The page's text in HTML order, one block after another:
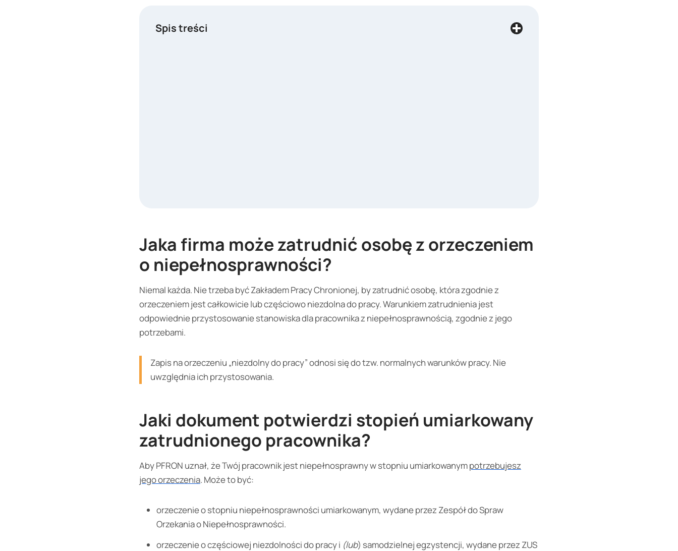
Spis treści
Jaka firma może zatrudnić osobę z orzeczeniem
o niepełnosprawności?
Niemal każda. Nie trzeba być Zakładem Pracy Chronionej, by zatrudnić osobę, która zgodnie z
orzeczeniem jest całkowicie lub częściowo niezdolna do pracy. Warunkiem zatrudnienia jest
odpowiednie przystosowanie stanowiska dla pracownika z niepełnosprawnością, zgodnie z jego
potrzebami.
Zapis na orzeczeniu „niezdolny do pracy” odnosi się do tzw. normalnych warunków pracy. Nie
uwzględnia ich przystosowania.
Jaki dokument potwierdzi stopień umiarkowany
zatrudnionego pracownika?
Aby PFRON uznał, że Twój pracownik jest niepełnosprawny w stopniu umiarkowanympotrzebujesz
jego orzeczenia. Może to być:
orzeczenie o stopniu niepełnosprawności umiarkowanym, wydane przez Zespół do Spraw
Orzekania o Niepełnosprawności.
orzeczenie o częściowej niezdolności do pracy i (lub) samodzielnej egzystencji, wydane przez ZUS